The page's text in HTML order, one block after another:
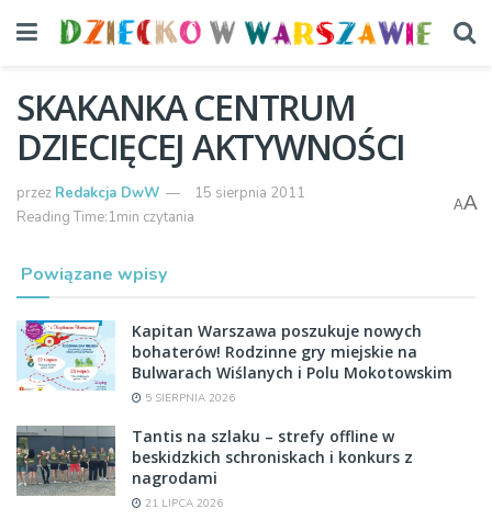
SKAKANKA CENTRUM
DZIECIĘCEJ AKTYWNOŚCI
przez Redakcja DwW
15 sierpnia 2011
Reading Time:1min czytania
AA
Powiązane wpisy
Kapitan Warszawa poszukuje nowych
bohaterów! Rodzinne gry miejskie na
Bulwarach Wiślanych i Polu Mokotowskim
5 SIERPNIA 2026
Tantis na szlaku – strefy offline w
beskidzkich schroniskach i konkurs z
nagrodami
21 LIPCA 2026